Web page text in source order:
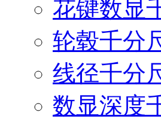
花键数显
轮毂千分
线径千分
数显深度